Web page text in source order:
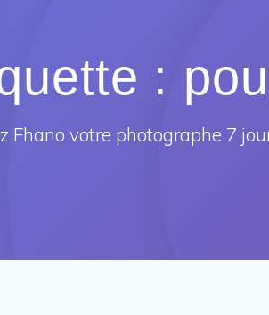
:
Fhano votre photographe 7